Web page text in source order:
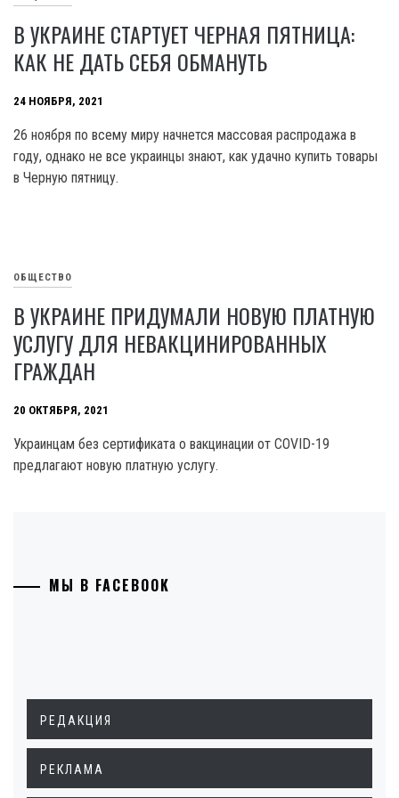
В УКРАИНЕ СТАРТУЕТ ЧЕРНАЯ ПЯТНИЦА:
КАК НЕ ДАТЬ СЕБЯ ОБМАНУТЬ
24 НОЯБРЯ, 2021
26 ноября по всему миру начнется массовая распродажа в
году, однако не все украинцы знают, как удачно купить товары
в Черную пятницу.
ОБЩЕСТВО
В УКРАИНЕ ПРИДУМАЛИ НОВУЮ ПЛАТНУЮ
УСЛУГУ ДЛЯ НЕВАКЦИНИРОВАННЫХ
ГРАЖДАН
20 ОКТЯБРЯ, 2021
Украинцам без сертификата о вакцинации от COVID-19
предлагают новую платную услугу.
МЫ В FACEBOOK
РЕДАКЦИЯ
РЕКЛАМА